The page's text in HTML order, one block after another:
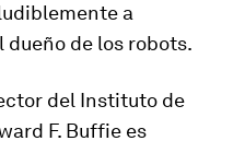
a
dueño de los robots.
del Instituto de
F. Buffie es